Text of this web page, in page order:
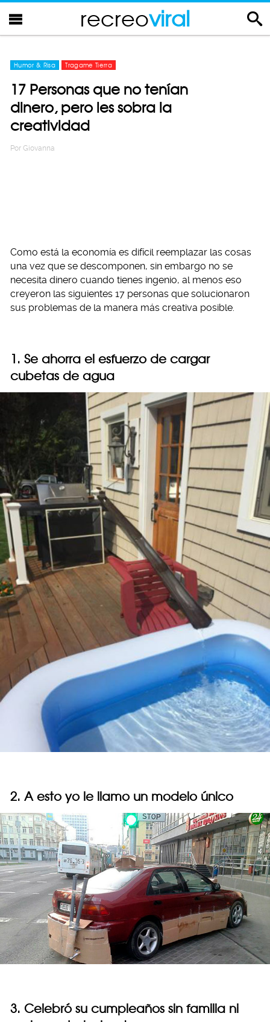
recreoviral
Humor & Risa Tragame Tierra
17 Personas que no tenían
dinero, pero les sobra la
creatividad
Por Giovanna
Como está la economía es difícil reemplazar las cosas
una vez que se descomponen, sin embargo no se
necesita dinero cuando tienes ingenio, al menos eso
creyeron las siguientes 17 personas que solucionaron
sus problemas de la manera más creativa posible.
1. Se ahorra el esfuerzo de cargar
cubetas de agua
2. A esto yo le llamo un modelo único
3. Celebró su cumpleaños sin familia ni